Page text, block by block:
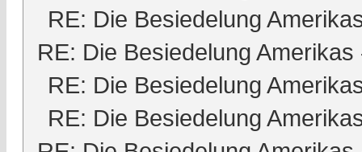
RE: Die Besiedelung
RE: Die Besiedelung Amerikas
RE: Die Besiedelung
RE: Die Besiedelung